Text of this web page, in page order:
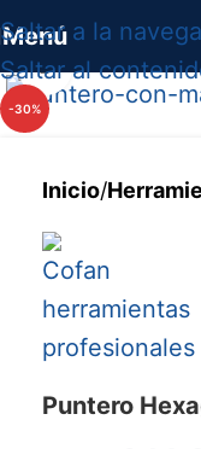
Saltar a la
Saltar al
Menú
-30%
Haga clic
Inicio/
Puntero